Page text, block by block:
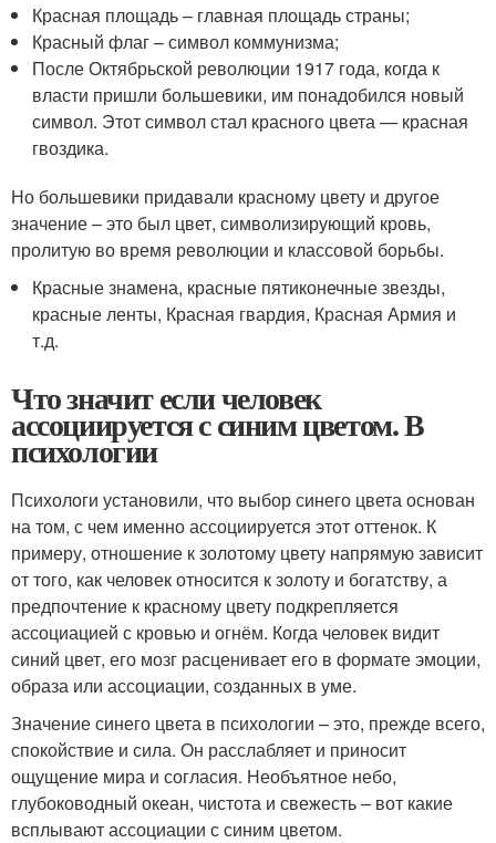
Красная площадь – главная площадь страны;
Красный флаг – символ коммунизма;
После Октябрьской революции 1917 года, когда к
власти пришли большевики, им понадобился новый
символ. Этот символ стал красного цвета — красная
гвоздика.
Но большевики придавали красному цвету и другое
значение – это был цвет, символизирующий кровь,
пролитую во время революции и классовой борьбы.
Красные знамена, красные пятиконечные звезды,
красные ленты, Красная гвардия, Красная Армия и
т.д.
Что значит если человек
ассоциируется с синим цветом. В
психологии
Психологи установили, что выбор синего цвета основан
на том, с чем именно ассоциируется этот оттенок. К
примеру, отношение к золотому цвету напрямую зависит
от того, как человек относится к золоту и богатству, а
предпочтение к красному цвету подкрепляется
ассоциацией с кровью и огнём. Когда человек видит
синий цвет, его мозг расценивает его в формате эмоции,
образа или ассоциации, созданных в уме.
Значение синего цвета в психологии – это, прежде всего,
спокойствие и сила. Он расслабляет и приносит
ощущение мира и согласия. Необъятное небо,
глубоководный океан, чистота и свежесть – вот какие
всплывают ассоциации с синим цветом.